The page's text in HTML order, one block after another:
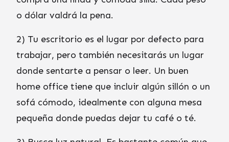
o dólar valdrá la pena.
2) Tu escritorio es el lugar por defecto para
trabajar, pero también necesitarás un lugar
donde sentarte a pensar o leer. Un buen
home office tiene que incluir algún sillón o un
sofá cómodo, idealmente con alguna mesa
pequeña donde puedas dejar tu café o té.